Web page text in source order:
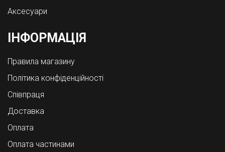
Аксесуари
ІНФОРМАЦІЯ
Правила магазину
Політика конфіденційності
Співпраця
Доставка
Оплата
Оплата частинами